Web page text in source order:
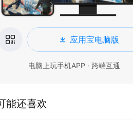
应用宝电脑版
电脑上玩手机APP · 跨端互通
能还喜欢